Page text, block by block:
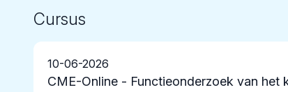
Cursus
10-06-2026
CME-Online - Functieonderzoek van het